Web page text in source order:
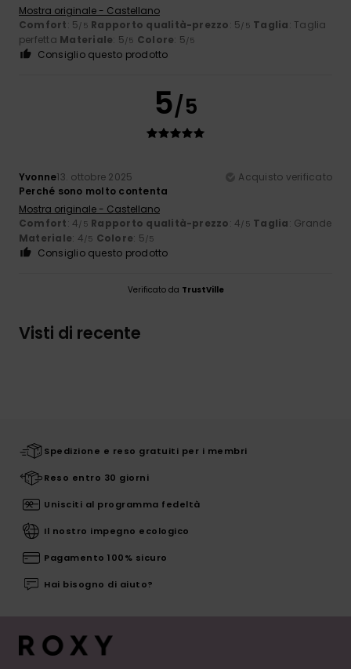
Mostra originale - Castellano
Comfort: 5/5 Rapporto qualità-prezzo: 5/5 Taglia: Taglia
perfetta Materiale: 5/5 Colore: 5/5
Consiglio questo prodotto
5/5
Yvonne13. ottobre 2025
Acquisto verificato
Perché sono molto contenta
Mostra originale - Castellano
Comfort: 4/5 Rapporto qualità-prezzo: 4/5 Taglia: Grande
Materiale: 4/5 Colore: 5/5
Consiglio questo prodotto
Verificato da TrustVille
Visti di recente
Spedizione e reso gratuiti per i membri
Reso entro 30 giorni
Unisciti al programma fedeltà
Il nostro impegno ecologico
Pagamento 100% sicuro
Hai bisogno di aiuto?